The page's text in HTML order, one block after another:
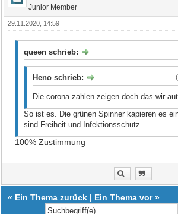
Junior Member
29.11.2020, 14:59
queen schrieb:
Heno schrieb:
Die corona zahlen zeigen doch das wir
So ist es. Die grünen Spinner kapieren es
sind Freiheit und Infektionsschutz.
100% Zustimmung
« Ein Thema zurück | Ein Thema vor»